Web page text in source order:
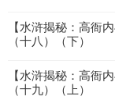
【水浒揭秘：高衙
（十八）（下）
【水浒揭秘：高衙
（十九）（上）